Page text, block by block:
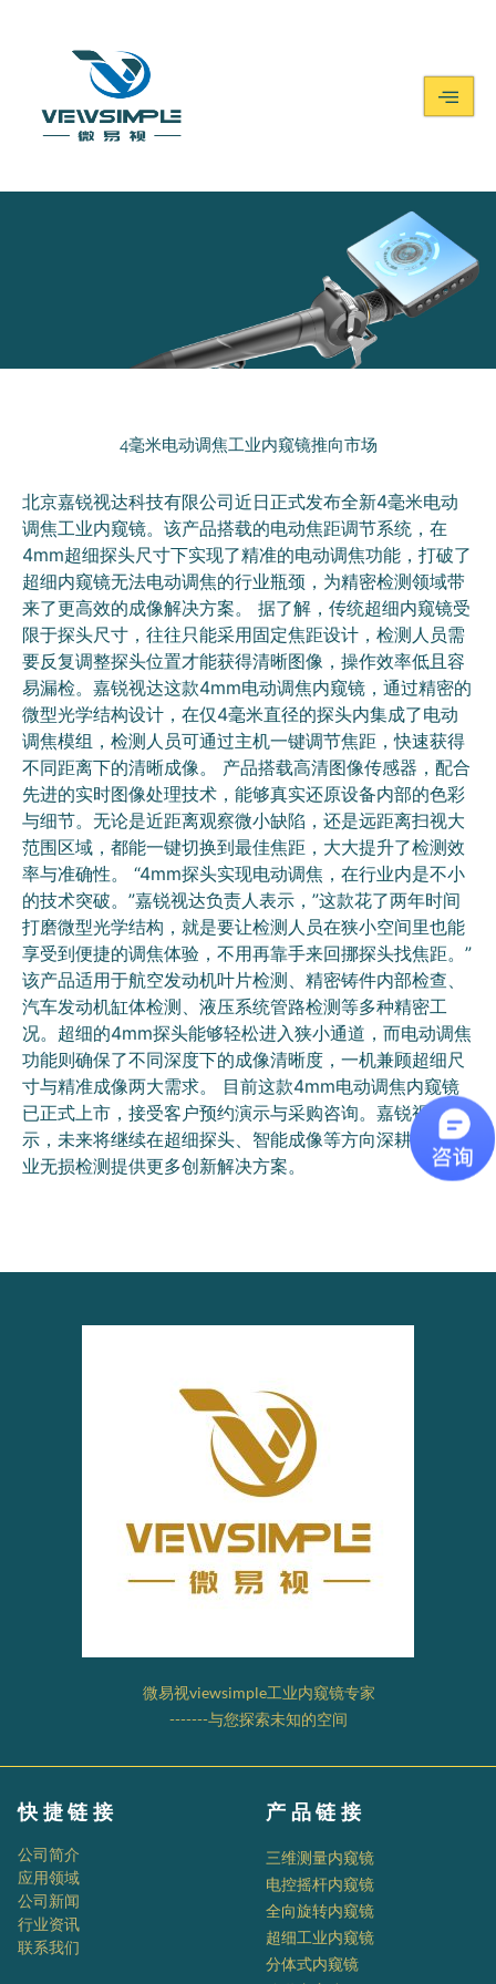
4毫米电动调焦工业内窥镜推向市场
北京嘉锐视达科技有限公司近日正式发布全新4毫米电动
调焦工业内窥镜。该产品搭载的电动焦距调节系统，在
4mm超细探头尺寸下实现了精准的电动调焦功能，打破了
超细内窥镜无法电动调焦的行业瓶颈，为精密检测领域带
来了更高效的成像解决方案。 据了解，传统超细内窥镜受
限于探头尺寸，往往只能采用固定焦距设计，检测人员需
要反复调整探头位置才能获得清晰图像，操作效率低且容
易漏检。嘉锐视达这款4mm电动调焦内窥镜，通过精密的
微型光学结构设计，在仅4毫米直径的探头内集成了电动
调焦模组，检测人员可通过主机一键调节焦距，快速获得
不同距离下的清晰成像。 产品搭载高清图像传感器，配合
先进的实时图像处理技术，能够真实还原设备内部的色彩
与细节。无论是近距离观察微小缺陷，还是远距离扫视大
范围区域，都能一键切换到最佳焦距，大大提升了检测效
率与准确性。 “4mm探头实现电动调焦，在行业内是不小
的技术突破。”嘉锐视达负责人表示，”这款花了两年时间
打磨微型光学结构，就是要让检测人员在狭小空间里也能
享受到便捷的调焦体验，不用再靠手来回挪探头找焦距。”
该产品适用于航空发动机叶片检测、精密铸件内部检查、
汽车发动机缸体检测、液压系统管路检测等多种精密工
况。超细的4mm探头能够轻松进入狭小通道，而电动调焦
功能则确保了不同深度下的成像清晰度，一机兼顾超细尺
寸与精准成像两大需求。 目前这款4mm电动调焦内窥镜
已正式上市，接受客户预约演示与采购咨询。嘉锐视达表
示，未来将继续在超细探头、智能成像等方向深耕，为工
业无损检测提供更多创新解决方案。
微易视viewsimple工业内窥镜专家
-------与您探索未知的空间
快捷链接
公司简介
应用领域
公司新闻
行业资讯
联系我们
产品链接
三维测量内窥镜
电控摇杆内窥镜
全向旋转内窥镜
超细工业内窥镜
分体式内窥镜